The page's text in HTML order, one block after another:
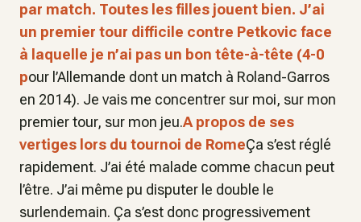
par match. Toutes les filles jouent bien. J’ai
un premier tour difficile contre Petkovic face
à laquelle je n’ai pas un bon tête-à-tête (4-0
pour l’Allemande dont un match à Roland-Garros
en 2014). Je vais me concentrer sur moi, sur mon
premier tour, sur mon jeu.A propos de ses
vertiges lors du tournoi de RomeÇa s’est réglé
rapidement. J’ai été malade comme chacun peut
l’être. J’ai même pu disputer le double le
surlendemain. Ça s’est donc progressivement